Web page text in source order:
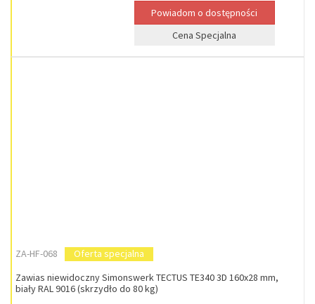
Cena Specjalna
ZA-HF-068
Oferta specjalna
Zawias niewidoczny Simonswerk TECTUS TE340 3D 160x28 mm,
biały RAL 9016 (skrzydło do 80 kg)